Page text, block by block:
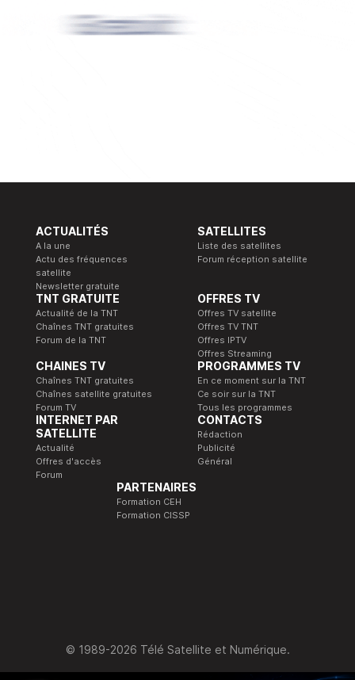
ACTUALITÉS
A la une
Actu des fréquences
satellite
Newsletter gratuite
SATELLITES
Liste des satellites
Forum réception satellite
TNT GRATUITE
Actualité de la TNT
Chaînes TNT gratuites
Forum de la TNT
OFFRES TV
Offres TV satellite
Offres TV TNT
Offres IPTV
Offres Streaming
CHAINES TV
Chaînes TNT gratuites
Chaînes satellite gratuites
Forum TV
PROGRAMMES TV
En ce moment sur la TNT
Ce soir sur la TNT
Tous les programmes
INTERNET PAR
SATELLITE
Actualité
Offres d'accès
Forum
CONTACTS
Rédaction
Publicité
Général
PARTENAIRES
Formation CEH
Formation CISSP
© 1989-2026 Télé Satellite et Numérique.
Accès simplifié